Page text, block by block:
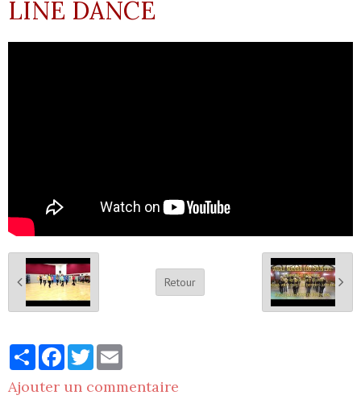
LINE DANCE
Retour
PartagerFacebookTwitter
Ajouter un commentaire